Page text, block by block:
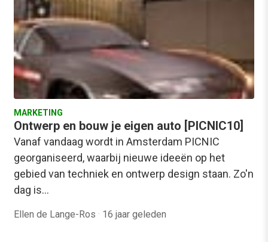
MARKETING
Ontwerp en bouw je eigen auto [PICNIC10]
Vanaf vandaag wordt in Amsterdam PICNIC
georganiseerd, waarbij nieuwe ideeën op het
gebied van techniek en ontwerp design staan. Zo'n
dag is…
Ellen de Lange-Ros · 16 jaar geleden